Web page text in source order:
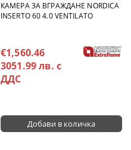
КАМЕРА ЗА ВГРАЖДАНЕ NORDICA
INSERTO 60 4.0 VENTILATO
€1,560.46
3051.99 лв. с
ДДС